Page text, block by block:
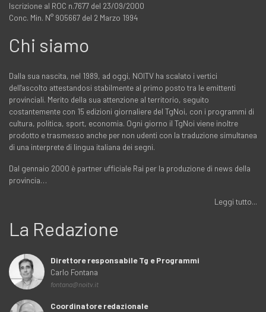
Iscrizione al ROC n.7677 del 23/09/2000
Conc. Min. N° 905667 del 2 Marzo 1994
Chi siamo
Dalla sua nascita, nel 1989, ad oggi, NOITV ha scalato i vertici
dell'ascolto attestandosi stabilmente al primo posto tra le emittenti
provinciali. Merito della sua attenzione al territorio, seguito
costantemente con 15 edizioni giornaliere del TgNoi, con i programmi di
cultura, politica, sport, economia. Ogni giorno il TgNoi viene inoltre
prodotto e trasmesso anche per non udenti con la traduzione simultanea
di una interprete di lingua italiana dei segni.
Dal gennaio 2000 è partner ufficiale Rai per la produzione di news della
provincia…
Leggi tutto...
La Redazione
Direttore responsabile Tg e Programmi
Carlo Fontana
fontana@noitv.it
Coordinatore redazionale